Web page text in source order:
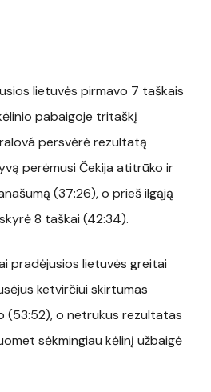
lietuvės pirmavo 7 taškais
pabaigoje tritaškį
persvėrė rezultatą
perėmusi Čekija atitrūko ir
(37:26), o prieš ilgąją
8 taškai (42:34).
pradėjusios lietuvės greitai
ketvirčiui skirtumas
(53:52), o netrukus rezultatas
sėkmingiau kėlinį užbaigė